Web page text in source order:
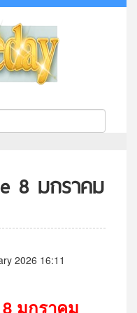
8 มกราคม
2026 16:11
มกราคม